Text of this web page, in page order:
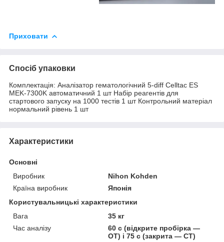
Приховати
Спосіб упаковки
Комплектація: Аналізатор гематологічний 5-diff Celltac ES
MEK-7300K автоматичний 1 шт Набір реагентів для
стартового запуску на 1000 тестів 1 шт Контрольний матеріал
нормальний рівень 1 шт
Характеристики
Основні
Виробник
Nihon Kohden
Країна виробник
Японія
Користувальницькі характеристики
Вага
35 кг
Час аналізу
60 с (відкрите пробірка —
OT) і 75 с (закрита — CT)